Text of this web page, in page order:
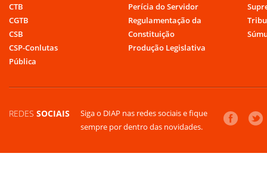
CTB
CGTB
CSB
CSP-Conlutas
Pública
Perícia do Servidor
Regulamentação da
Constituição
Produção Legislativa
REDES SOCIAIS
Siga o DIAP nas redes sociais e fique
sempre por dentro das novidades.